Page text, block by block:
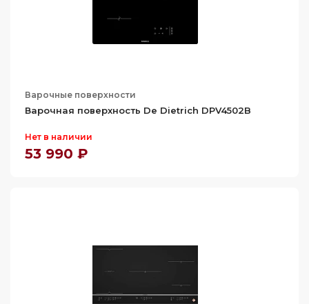
Варочные поверхности
Варочная поверхность De Dietrich DPV4502B
Нет в наличии
53 990 ₽